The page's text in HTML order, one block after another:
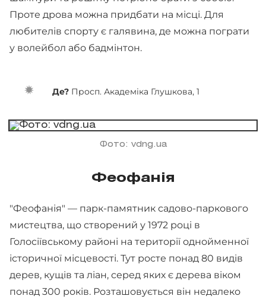
Проте дрова можна придбати на місці. Для
любителів спорту є галявина, де можна пограти
у волейбол або бадмінтон.
Де? Просп. Академіка Глушкова, 1
Фото: vdng.ua
Феофанія
"Феофанія" — парк-памятник садово-паркового
мистецтва, що створений у 1972 році в
Голосіївському районі на території однойменної
історичної місцевості. Тут росте понад 80 видів
дерев, кущів та ліан, серед яких є дерева віком
понад 300 років. Розташовується він недалеко